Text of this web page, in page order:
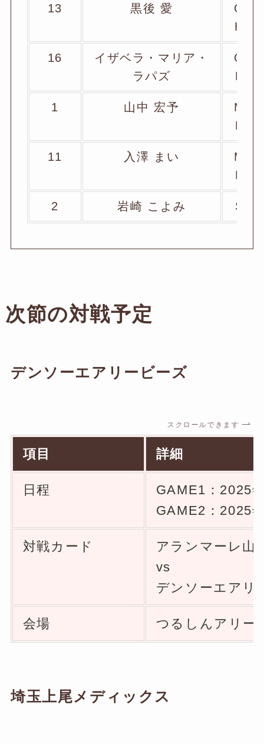
13 黒後 愛
O
H
16
イザベラ・マリア・
ラパズ
O
P
1 山中 宏予
M
B
11 入澤 まい
M
B
2 岩崎 こよみ S
次節の対戦予定
デンソーエアリービーズ
スクロールできます
項目 詳細
日程
GAME1：2025
GAME2：2025
対戦カード
アランマーレ山
vs
デンソーエアリ
会場 つるしんアリー
埼玉上尾メディックス